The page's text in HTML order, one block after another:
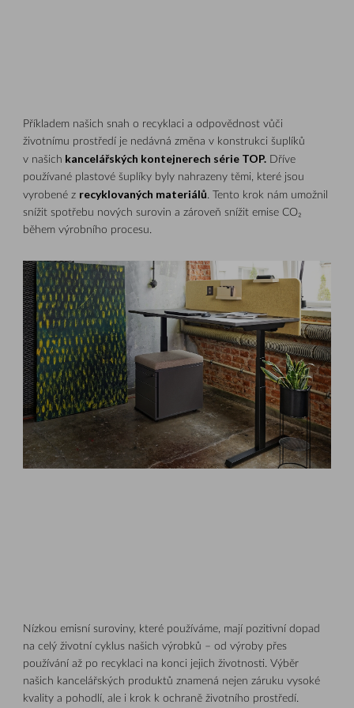
Příkladem našich snah o recyklaci a odpovědnost vůči
životnímu prostředí je nedávná změna v konstrukci šuplíků
v našich kancelářských kontejnerech série TOP. Dříve
používané plastové šuplíky byly nahrazeny těmi, které jsou
vyrobené z recyklovaných materiálů. Tento krok nám umožnil
snížit spotřebu nových surovin a zároveň snížit emise CO₂
během výrobního procesu.
Nízkou emisní suroviny, které používáme, mají pozitivní dopad
na celý životní cyklus našich výrobků – od výroby přes
používání až po recyklaci na konci jejich životnosti. Výběr
našich kancelářských produktů znamená nejen záruku vysoké
kvality a pohodlí, ale i krok k ochraně životního prostředí.